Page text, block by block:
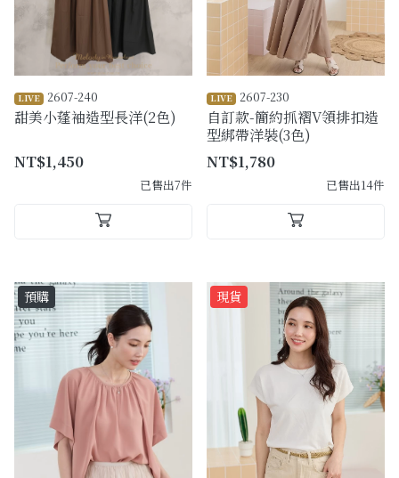
LIVE 2607-240
甜美小蓬袖造型長洋(2色)
NT$1,450
已售出7件
LIVE 2607-230
自訂款-簡約抓褶V領排扣造
型綁帶洋裝(3色)
NT$1,780
已售出14件
預購 現貨